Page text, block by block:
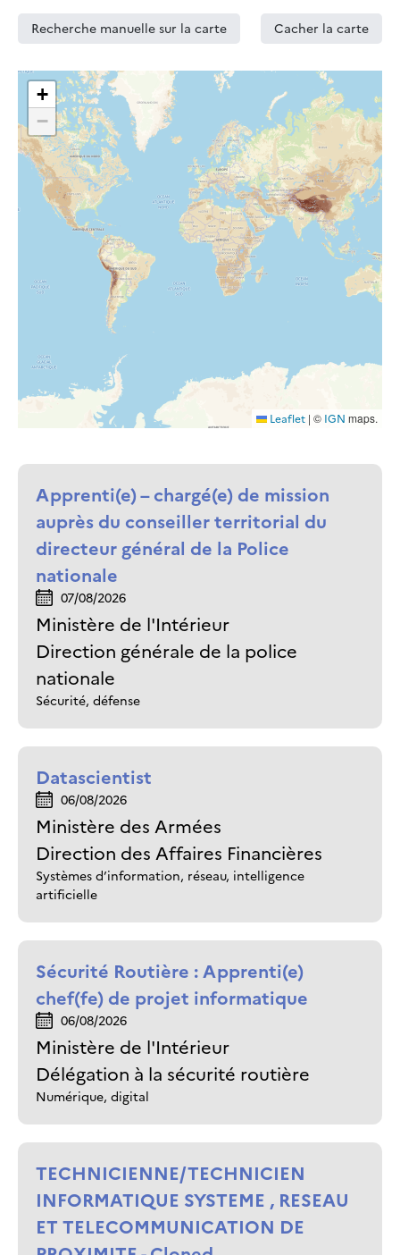
Recherche manuelle sur la carte Cacher la carte
+
−
Leaflet | © IGN maps.
Apprenti(e) – chargé(e) de mission
auprès du conseiller territorial du
directeur général de la Police
nationale
07/08/2026
Ministère de l'Intérieur
Direction générale de la police
nationale
Sécurité, défense
Datascientist
06/08/2026
Ministère des Armées
Direction des Affaires Financières
Systèmes d’information, réseau, intelligence
artificielle
Sécurité Routière : Apprenti(e)
chef(fe) de projet informatique
06/08/2026
Ministère de l'Intérieur
Délégation à la sécurité routière
Numérique, digital
TECHNICIENNE/TECHNICIEN
INFORMATIQUE SYSTEME , RESEAU
ET TELECOMMUNICATION DE